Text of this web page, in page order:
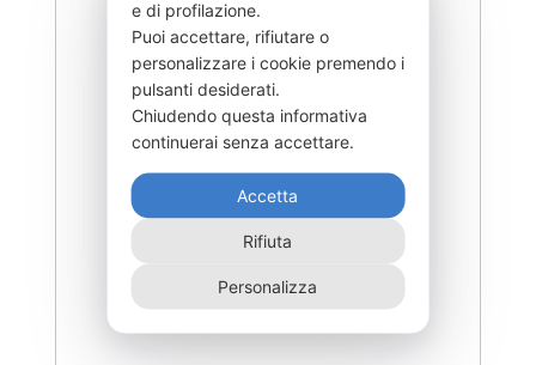
e di profilazione.
Puoi accettare, rifiutare o
personalizzare i cookie premendo i
pulsanti desiderati.
Chiudendo questa informativa
continuerai senza accettare.
Accetta
Rifiuta
Personalizza